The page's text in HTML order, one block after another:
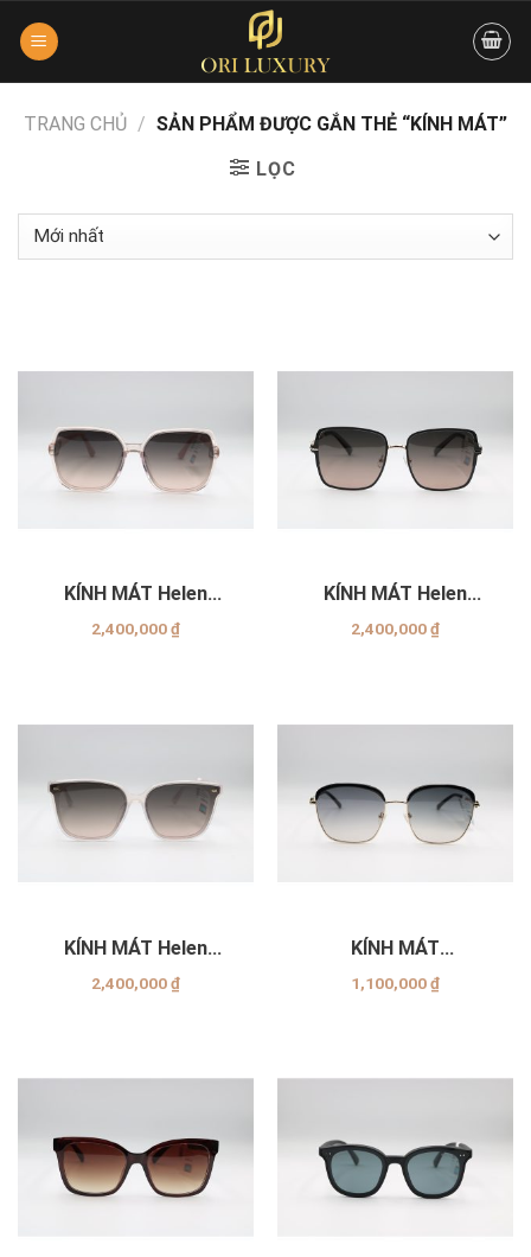
TRANG CHỦ / SẢN PHẨM ĐƯỢC GẮN THẺ “KÍNH MÁT”
LỌC
KÍNH MÁT Helen
Keller_H2630_N08
2,400,000₫
KÍNH MÁT Helen
Keller_H2622_H06
2,400,000₫
KÍNH MÁT Helen
Keller_H2602_N10
2,400,000₫
KÍNH MÁT
EXFASH_EF70950_C17
1,100,000₫